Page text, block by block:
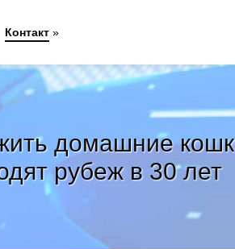
домашние
рубеж в 30 лет
Контакт»